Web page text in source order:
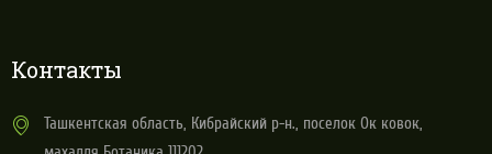
Контакты
Ташкентская область, Кибрайский р-н., поселок Ок ковок,